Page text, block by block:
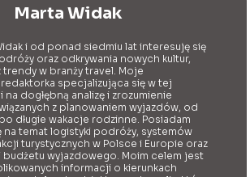
Marta Widak
i od ponad siedmiu lat interesuję się
oraz odkrywania nowych kultur,
trendy w branży travel. Moje
specjalizująca się w tej
dogłębną analizę i zrozumienie
z planowaniem wyjazdów, od
długie wakacje rodzinne. Posiadam
na temat logistyki podróży, systemów
turystycznych w Polsce i Europie oraz
wyjazdowego. Moim celem jest
informacji o kierunkach